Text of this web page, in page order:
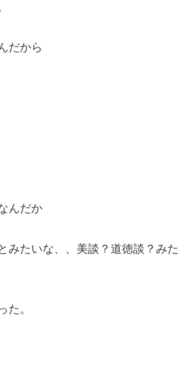
だから
んだか
みたいな、、美談？道徳談？みた
た。